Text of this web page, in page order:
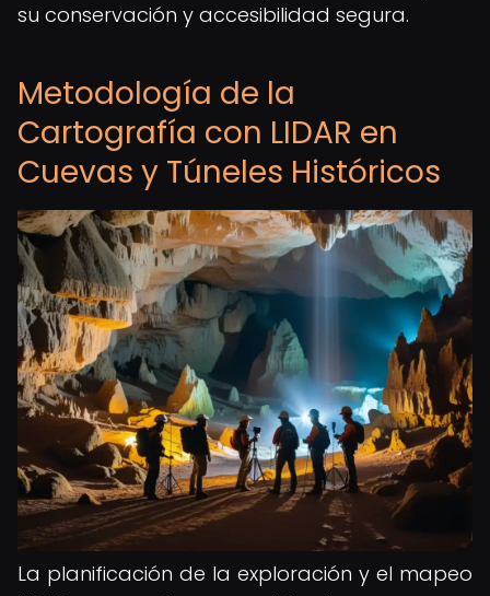
su conservación y accesibilidad segura.
Metodología de la
Cartografía con LIDAR en
Cuevas y Túneles Históricos
La planificación de la exploración y el mapeo